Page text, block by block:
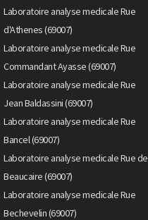
Laboratoire analyse medicale Rue
d'Athenes (69007)
Laboratoire analyse medicale Rue
Commandant Ayasse (69007)
Laboratoire analyse medicale Rue
Jean Baldassini (69007)
Laboratoire analyse medicale Rue
Bancel (69007)
Laboratoire analyse medicale Rue de
Beaucaire (69007)
Laboratoire analyse medicale Rue
Bechevelin (69007)